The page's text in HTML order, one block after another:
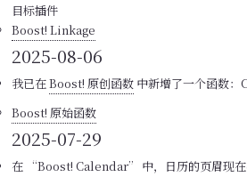
目标插件
Boost! Linkage
2025-08-06
我已在Boost! 原创函数 中新增了一个函数：
Boost! 原始函数
2025-07-29
在 “Boost! Calendar” 中，日历的页眉现在